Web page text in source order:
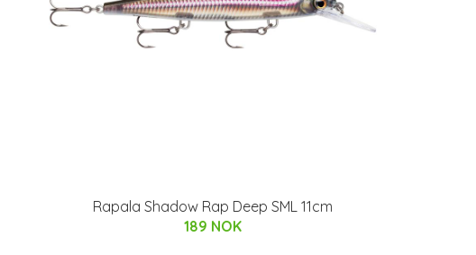
Rapala Shadow Rap Deep SML 11cm
189 NOK